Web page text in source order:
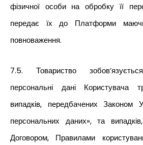
фізичної особи на обробку її
передає їх до Платформи
повноваження.
7.5. Товариство
персональні дані Користувача
випадків, передбачених Законом
персональних даних», та
Договором, Правилами